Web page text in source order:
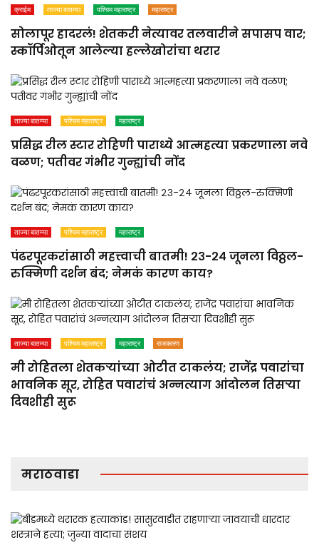
क्राईम ताज्या बातम्या पश्चिम महाराष्ट्र महाराष्ट्र
सोलापूर हादरलं! शेतकरी नेत्यावर तलवारीने सपासप वार;
स्कॉर्पिओतून आलेल्या हल्लेखोरांचा थरार
ताज्या बातम्या पश्चिम महाराष्ट्र महाराष्ट्र
प्रसिद्ध रील स्टार रोहिणी पाराध्ये आत्महत्या प्रकरणाला नवे
वळण; पतीवर गंभीर गुन्ह्यांची नोंद
ताज्या बातम्या पश्चिम महाराष्ट्र महाराष्ट्र
पंढरपूरकरांसाठी महत्त्वाची बातमी! २३-२४ जूनला विठ्ठल-
रुक्मिणी दर्शन बंद; नेमकं कारण काय?
ताज्या बातम्या पश्चिम महाराष्ट्र महाराष्ट्र राजकारण
मी रोहितला शेतकऱ्यांच्या ओटीत टाकलंय; राजेंद्र पवारांचा
भावनिक सूर, रोहित पवारांचं अन्नत्याग आंदोलन तिसऱ्या
दिवशीही सुरू
मराठवाडा